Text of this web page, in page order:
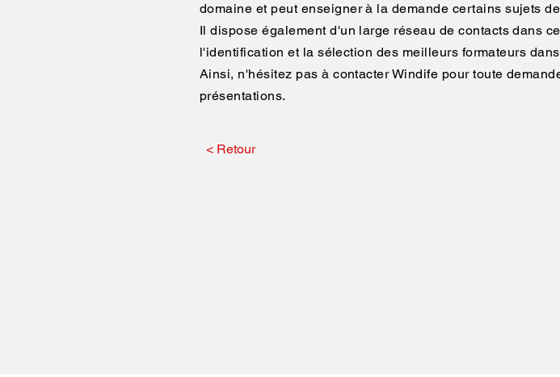
domaine et peut enseigner à la demande certains sujets
Il dispose également d'un large réseau de contacts dans
l'identification et la sélection des meilleurs formateurs
Ainsi, n'hésitez pas à contacter Windife pour toute
présentations.
< Retour